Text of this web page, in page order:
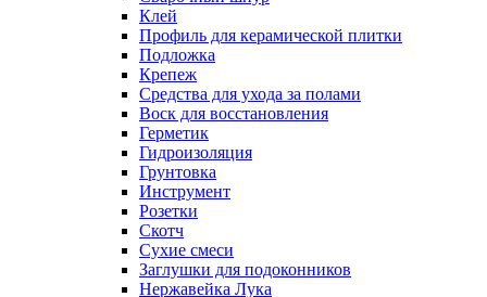
Клей
Профиль для керамической плитки
Подложка
Крепеж
Средства для ухода за полами
Воск для восстановления
Герметик
Гидроизоляция
Грунтовка
Инструмент
Розетки
Скотч
Сухие смеси
Заглушки для подоконников
Нержавейка Лука